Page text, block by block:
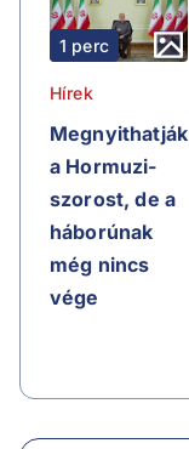
1 perc
Hírek
Megnyithatják
a Hormuzi-
szorost, de a
háborúnak
még nincs
vége